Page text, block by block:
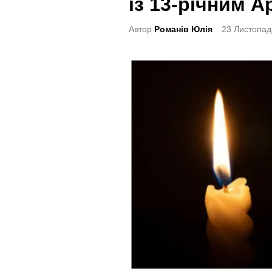
Автор Романів Юлія 23